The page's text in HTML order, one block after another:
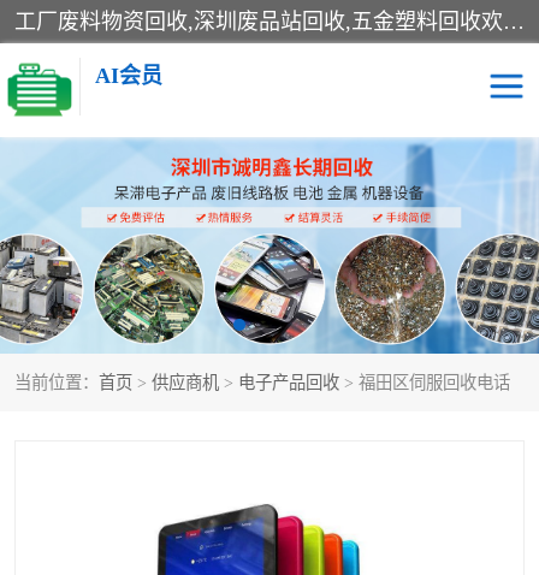
工厂废料物资回收,深圳废品站回收,五金塑料回收欢迎有金属、塑料、电子、电线、废旧设备、废铜、锡渣、线路板、镀银废料、废IC、电子零件、电子脚，等其他废旧物资的单位及个人联系洽谈。对提供息者我们可以提供优厚的业务提成（佣金）。
AI会员
当前位置： 首页 > 供应商机 > 电子产品回收 > 福田区伺服回收电话
线路板回收 电子回收
电子产品回收 电池回收
金属回收 机器设备回收